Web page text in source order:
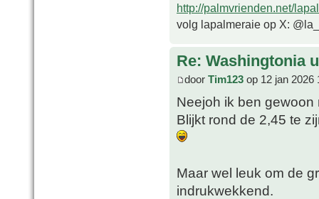
http://palmvrienden.net/
volg lapalmeraie op X:
Re: Washingtonia
door Tim123 op 12 jan 2026
Neejoh ik ben
Blijkt rond de 2,45 te
Maar wel leuk om de
indrukwekkend.